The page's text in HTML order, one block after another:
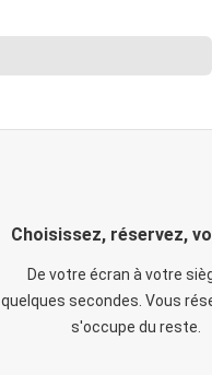
Choisissez, réservez,
De votre écran à votre
quelques secondes. Vous
s'occupe du reste.